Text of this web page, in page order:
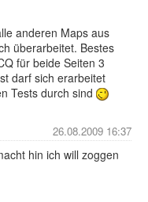
anderen Maps aus
überarbeitet. Bestes
für beide Seiten 3
darf sich erarbeitet
Tests durch sind
26.08.2009 16:37
hin ich will zoggen